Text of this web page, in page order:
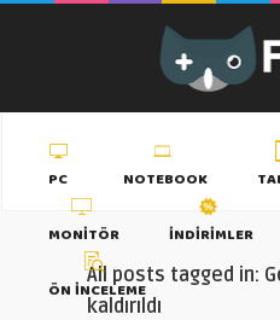
PC NOTEBOOK
MONITÖR
İNDIRIMLER
ÖN İNCELEME
All posts tagged in:
kaldırıldı